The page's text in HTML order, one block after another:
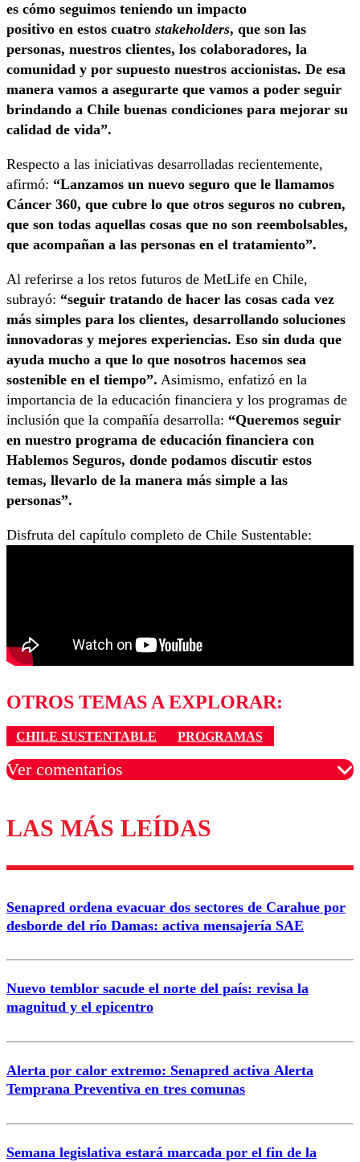
es cómo seguimos teniendo un impacto
positivo en estos cuatro stakeholders, que son las
personas, nuestros clientes, los colaboradores, la
comunidad y por supuesto nuestros accionistas. De esa
manera vamos a asegurarte que vamos a poder seguir
brindando a Chile buenas condiciones para mejorar su
calidad de vida”.
Respecto a las iniciativas desarrolladas recientemente,
afirmó: “Lanzamos un nuevo seguro que le llamamos
Cáncer 360, que cubre lo que otros seguros no cubren,
que son todas aquellas cosas que no son reembolsables,
que acompañan a las personas en el tratamiento”.
Al referirse a los retos futuros de MetLife en Chile,
subrayó: “seguir tratando de hacer las cosas cada vez
más simples para los clientes, desarrollando soluciones
innovadoras y mejores experiencias. Eso sin duda que
ayuda mucho a que lo que nosotros hacemos sea
sostenible en el tiempo”. Asimismo, enfatizó en la
importancia de la educación financiera y los programas de
inclusión que la compañía desarrolla: “Queremos seguir
en nuestro programa de educación financiera con
Hablemos Seguros, donde podamos discutir estos
temas, llevarlo de la manera más simple a las
personas”.
Disfruta del capítulo completo de Chile Sustentable:
OTROS TEMAS A EXPLORAR:
CHILE SUSTENTABLE PROGRAMAS
Ver comentarios
Los comentarios son moderados para garantizar un
diálogo respetuoso.
Correo
LAS MÁS LEÍDAS
Senapred ordena evacuar dos sectores de Carahue por
desborde del río Damas: activa mensajería SAE
Nuevo temblor sacude el norte del país: revisa la
magnitud y el epicentro
Alerta por calor extremo: Senapred activa Alerta
Temprana Preventiva en tres comunas
Semana legislativa estará marcada por el fin de la